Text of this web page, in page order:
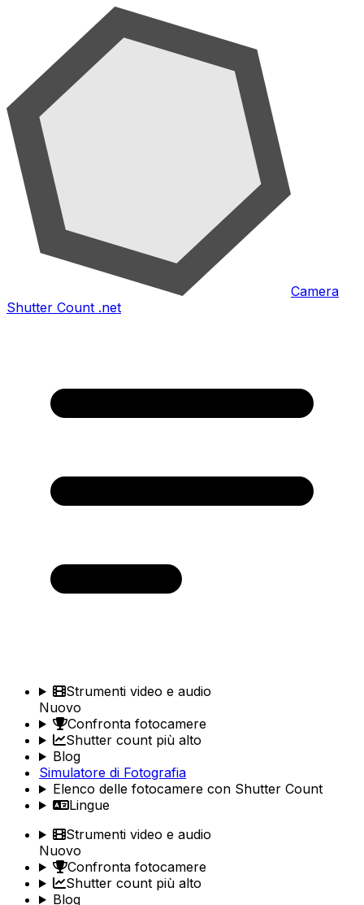
Camera
Shutter Count .net
Strumenti video e audio
Nuovo
Confronta fotocamere
Shutter count più alto
Blog
Simulatore di Fotografia
Elenco delle fotocamere con Shutter Count
Lingue
Strumenti video e audio
Nuovo
Confronta fotocamere
Shutter count più alto
Blog